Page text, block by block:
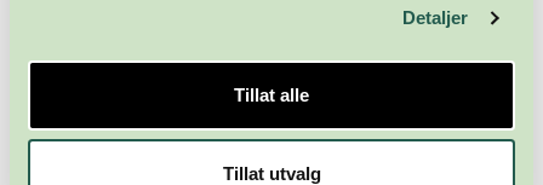
Detaljer
Tillat alle
Tillat utvalg
SPENN er næringslivsjournalistikk med dybde – siden
2004. Nå digitalt, og med en tematisk kontekst som gir deg